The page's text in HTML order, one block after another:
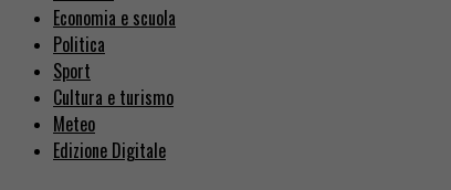
Economia e scuola
Politica
Sport
Cultura e turismo
Meteo
Edizione Digitale